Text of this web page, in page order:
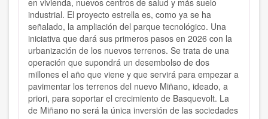
en vivienda, nuevos centros de salud y más suelo
industrial. El proyecto estrella es, como ya se ha
señalado, la ampliación del parque tecnológico. Una
iniciativa que dará sus primeros pasos en 2026 con la
urbanización de los nuevos terrenos. Se trata de una
operación que supondrá un desembolso de dos
millones el año que viene y que servirá para empezar a
pavimentar los terrenos del nuevo Miñano, ideado, a
priori, para soportar el crecimiento de Basquevolt. La
de Miñano no será la única inversión de las sociedades